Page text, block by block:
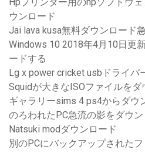
Hpプリンター用のhpソフトウ
ウンロード
Jai lava kusa無料ダウンロード
Windows 10 2018年4月10日更
ードする
Lg x power cricket usbドライバ
Squidが大きなISOファイルを
ギャラリーsims 4 ps4からダウ
のろわれたPC急流の影をダウン
Natsuki modダウンロード
別のPCにバックアップされた